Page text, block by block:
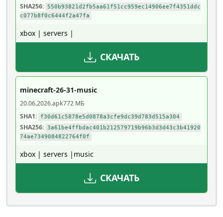
SHA256: 550b93821d2fb5aa61f51cc959ec14906ee7f4351ddc
c077b8f0c6444f2a47fa
xbox | servers |
СКАЧАТЬ
minecraft-26-31-music
20.06.2026.apk772 МБ
SHA1:
f30d61c5878e5d0878a3cfe9dc39d783d515a304
SHA256: 3a61be4ffbdac401b212579719b96b3d3d43c3b41920
74ae7349084822764f0f
xbox | servers |music
СКАЧАТЬ